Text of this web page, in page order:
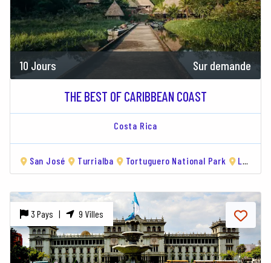
10 Jours Sur demande
THE BEST OF CARIBBEAN COAST
Costa Rica
San José Turrialba Tortuguero National Park Limón
3 Pays | 9 Villes